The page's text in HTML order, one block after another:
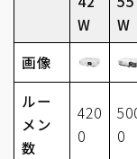
W
W
画像
ルー
メン
数
420
0
0